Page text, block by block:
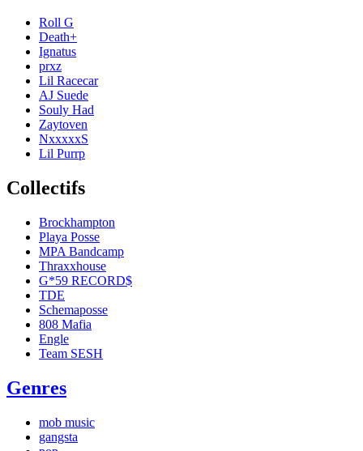
Roll G
Death+
Ignatus
prxz
Lil Racecar
AJ Suede
Souly Had
Zaytoven
NxxxxxS
Lil Purrp
Collectifs
Brockhampton
Playa Posse
MPA Bandcamp
Thraxxhouse
G*59 RECORD$
TDE
Schemaposse
808 Mafia
Engle
Team SESH
Genres
mob music
gangsta